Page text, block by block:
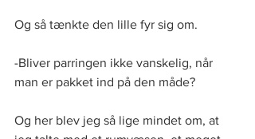
Og så tænkte den lille fyr sig om.
-Bliver parringen ikke vanskelig, når
man er pakket ind på den måde?
Og her blev jeg så lige mindet om, at